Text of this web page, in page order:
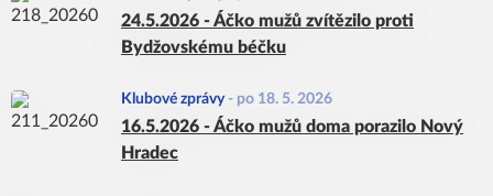
24.5.2026 - Áčko mužů zvítězilo proti
Bydžovskému béčku
Klubové zprávy - po 18. 5. 2026
16.5.2026 - Áčko mužů doma porazilo Nový
Hradec